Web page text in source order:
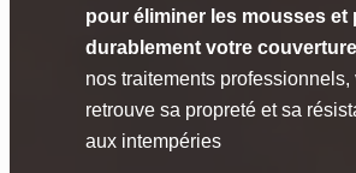
pour éliminer les mousses et
durablement votre
nos traitements professionnels,
retrouve sa propreté et sa
aux intempéries